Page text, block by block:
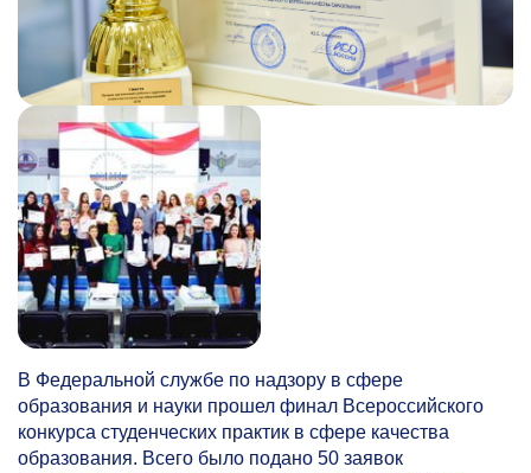
В Федеральной службе по надзору в сфере
образования и науки прошел финал Всероссийского
конкурса студенческих практик в сфере качества
образования. Всего было подано 50 заявок